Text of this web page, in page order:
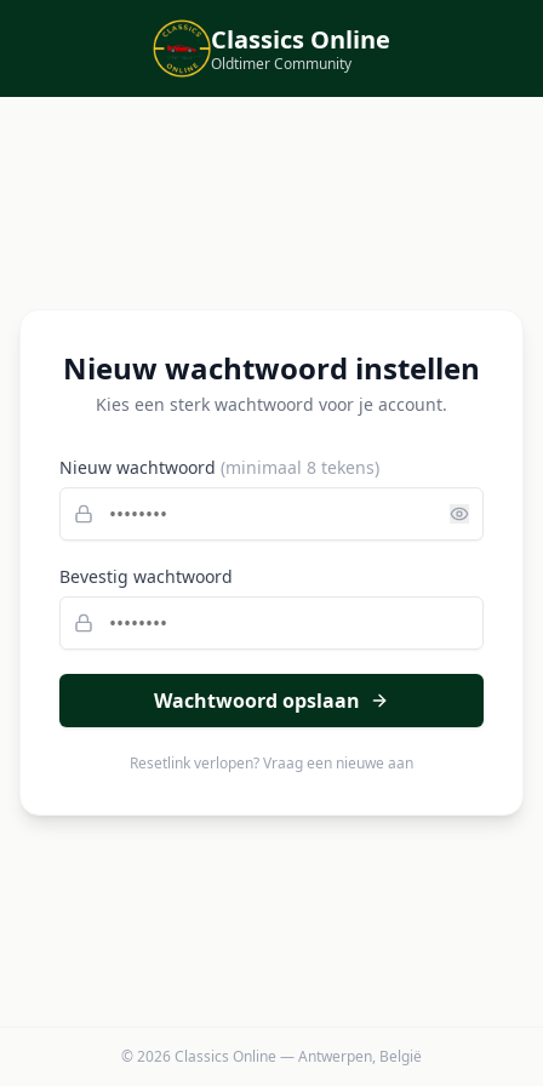
Classics Online
Oldtimer Community
Nieuw wachtwoord instellen
Kies een sterk wachtwoord voor je account.
Nieuw wachtwoord (minimaal 8 tekens)
Bevestig wachtwoord
Wachtwoord opslaan
Resetlink verlopen? Vraag een nieuwe aan
© 2026 Classics Online — Antwerpen, België